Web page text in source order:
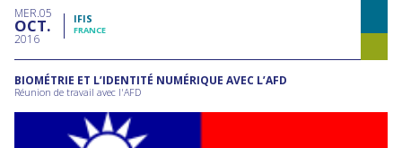
MER 05
OCT
2016
IFIS
FRANCE
BIOMÉTRIE ET L’IDENTITÉ NUMÉRIQUE AVEC L’AFD
Réunion de travail avec l'AFD